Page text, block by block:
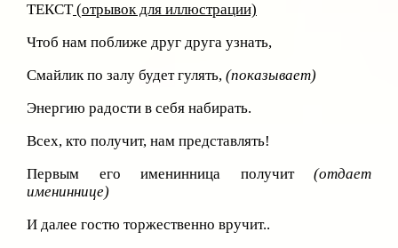
ТЕКСТ(отрывок для иллюстрации)
Чтоб нам поближе друг друга узнать,
Смайлик по залу будет гулять, (показывает)
Энергию радости в себя набирать.
Всех, кто получит, нам представлять!
Первым его именинница получит (отдает
имениннице)
И далее гостю торжественно вручит..